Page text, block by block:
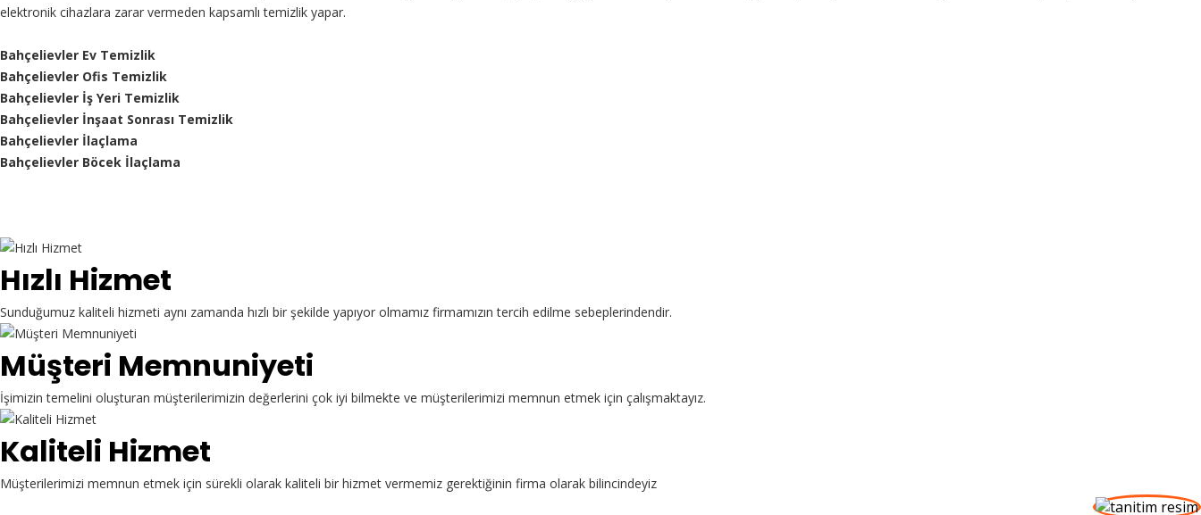
elektronik cihazlara zarar vermeden kapsamlı temizlik yapar.
Bahçelievler Ev Temizlik
Bahçelievler Ofis Temizlik
Bahçelievler İş Yeri Temizlik
Bahçelievler İnşaat Sonrası Temizlik
Bahçelievler İlaçlama
Bahçelievler Böcek İlaçlama
Hızlı Hizmet
Sunduğumuz kaliteli hizmeti aynı zamanda hızlı bir şekilde yapıyor olmamız firmamızın tercih edilme sebeplerindendir.
Müşteri Memnuniyeti
İşimizin temelini oluşturan müşterilerimizin değerlerini çok iyi bilmekte ve müşterilerimizi memnun etmek için çalışmaktayız.
Kaliteli Hizmet
Müşterilerimizi memnun etmek için sürekli olarak kaliteli bir hizmet vermemiz gerektiğinin firma olarak bilincindeyiz